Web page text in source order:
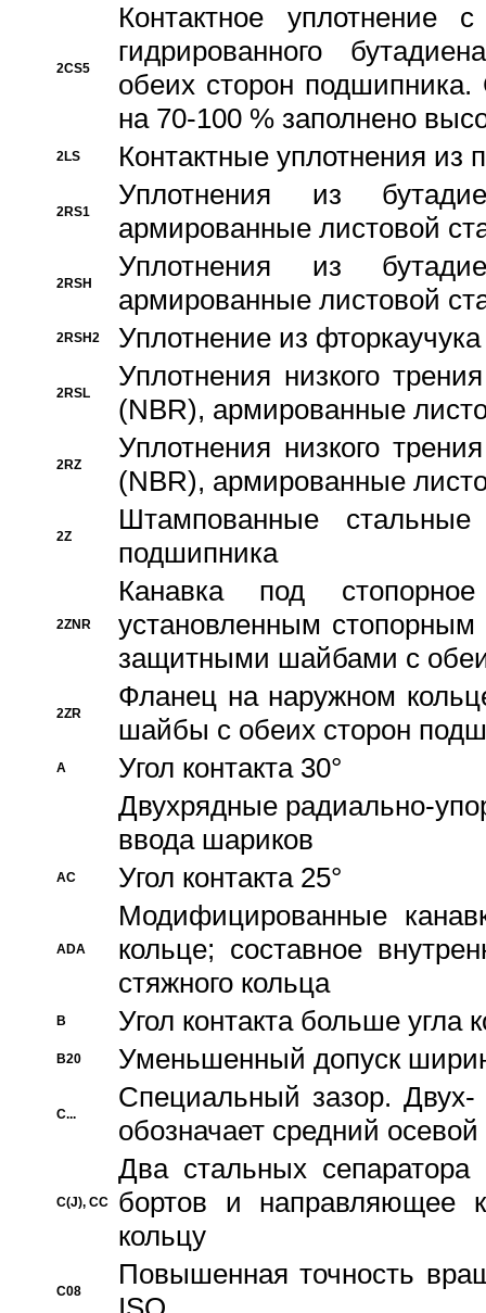
2CS5
Контактное уплотнение
гидрированного
обеих сторон
на 70-100 % заполнено
2LS Контактные уплотнения из
2RS1
Уплотнения из
армированные листовой
2RSH
Уплотнения из
армированные листовой
2RSH2 Уплотнение из
2RSL
Уплотнения низкого
(NBR), армированные
2RZ
Уплотнения низкого
(NBR), армированные
2Z
Штампованные
подшипника
2ZNR
Канавка под
установленным
защитными шайбами с
2ZR
Фланец на наружном
шайбы с обеих сторон
A
Угол контакта 30°
Двухрядные радиально-
ввода шариков
AC Угол контакта 25°
ADA
Модифицированные
кольце; составное
стяжного кольца
B Угол контакта больше угла
B20 Уменьшенный допуск
C...
Специальный зазор.
обозначает средний
C(J), CC
Два стальных сепаратора
бортов и направляющее
кольцу
C08
Повышенная точность